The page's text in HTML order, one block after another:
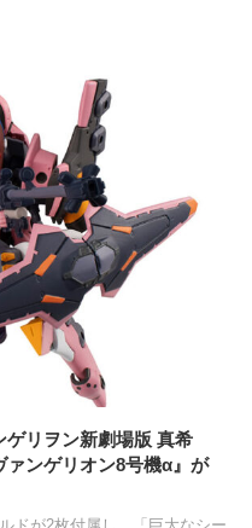
リヲン新劇場版 真希
ンゲリオン8号機α』が